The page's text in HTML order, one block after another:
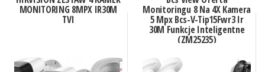
MONITORING 8MPX IR30M
TVI
Monitoringu 8 Na 4X Kamera
5 Mpx Bcs-V-Tip15Fwr3 Ir
30M Funkcje Inteligentne
(ZM25235)